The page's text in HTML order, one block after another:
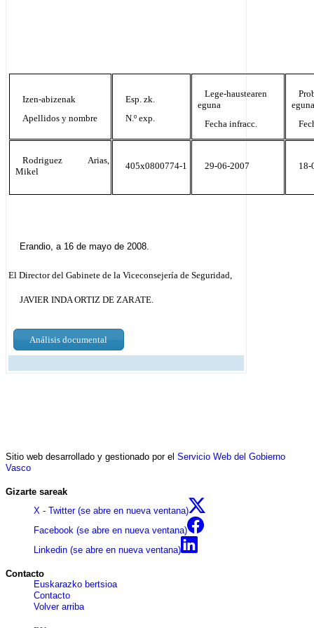
Izen-abizenak
Apellidos y nombre
Esp. zk.
N.º exp.
Lege-haustearen
eguna
Fecha infracc.
eguna
Rodriguez Arias,
Mikel
405x0800774-1 29-06-2007 18-
Erandio, a 16 de mayo de 2008.
El Director del Gabinete de la Viceconsejería de Seguridad,
JAVIER INDA ORTIZ DE ZARATE.
Análisis documental
Sitio web desarrollado y gestionado por el Servicio Web del Gobierno
Vasco
Gizarte sareak
X - Twitter (se abre en nueva ventana)
Facebook (se abre en nueva ventana)
Linkedin (se abre en nueva ventana)
Contacto
Euskarazko bertsioa
Contacto
Volver arriba